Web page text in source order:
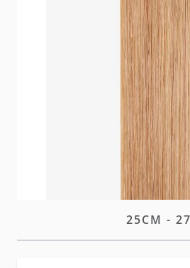
Standard Tapes - mit einem
załóż konto
PLUS TAPE-
25CM - 27